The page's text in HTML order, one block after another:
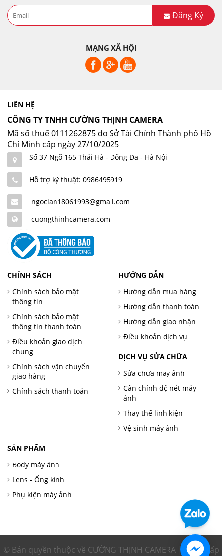
Đăng Ký
MẠNG XÃ HỘI
LIÊN HỆ
CÔNG TY TNHH CƯỜNG THỊNH CAMERA
Mã số thuế 0111262875 do Sở Tài Chính Thành phố Hồ
Chí Minh cấp ngày 27/10/2025
Số 37 Ngõ 165 Thái Hà - Đống Đa - Hà Nội
Hỗ trợ kỹ thuật: 0986495919
ngoclan18061993@gmail.com
cuongthinhcamera.com
CHÍNH SÁCH
Chính sách bảo mật
thông tin
Chính sách bảo mật
thông tin thanh toán
Điều khoản giao dịch
chung
Chính sách vận chuyển
giao hàng
Chính sách thanh toán
HƯỚNG DẪN
Hướng dẫn mua hàng
Hướng dẫn thanh toán
Hướng dẫn giao nhận
Điều khoản dịch vụ
DỊCH VỤ SỬA CHỮA
Sửa chữa máy ảnh
Cân chỉnh độ nét máy
ảnh
Thay thế linh kiện
Vệ sinh máy ảnh
SẢN PHẨM
Body máy ảnh
Lens - Ống kính
Phụ kiện máy ảnh
© Bản quyền thuộc về CƯỜNG THỊNH CAMERA | Cung cấp